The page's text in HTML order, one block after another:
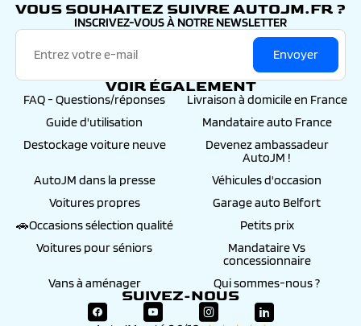
VOUS SOUHAITEZ SUIVRE AUTOJM.FR ?
INSCRIVEZ-VOUS À NOTRE NEWSLETTER
Envoyer
VOIR ÉGALEMENT
FAQ - Questions/réponses
Livraison à domicile en France
Guide d'utilisation
Mandataire auto France
Destockage voiture neuve
Devenez ambassadeur
AutoJM !
AutoJM dans la presse
Véhicules d'occasion
Voitures propres
Garage auto Belfort
🚗Occasions sélection qualité
Petits prix
Voitures pour séniors
Mandataire Vs
concessionnaire
Vans à aménager
Qui sommes-nous ?
SUIVEZ-NOUS